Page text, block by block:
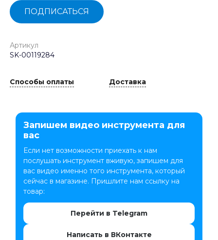
ПОДПИСАТЬСЯ
Артикул
SK-00119284
Способы оплаты Доставка
Запишем видео инструмента для
вас
Если нет возможности приехать к нам
послушать инструмент вживую, запишем для
вас видео именно того инструмента, который
сейчас в магазине. Пришлите нам ссылку на
товар:
Перейти в Telegram
Написать в ВКонтакте